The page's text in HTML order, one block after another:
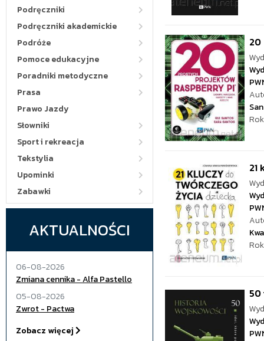
Podręczniki
Podręczniki akademickie
Podróże
Pomoce edukacyjne
Poradniki metodyczne
Prasa
Prawo Jazdy
Słowniki
Sport i rekreacja
Tekstylia
Upominki
Zabawki
AKTUALNOŚCI
06-08-2026
Zmiana cennika - Alfa Pastello
05-08-2026
Zwrot - Pactwa
Zobacz więcej
20
21
50